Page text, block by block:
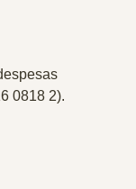
0818 2).